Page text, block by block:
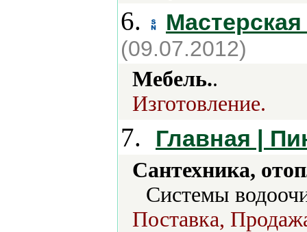
6.
(09.07.2012)
Мебель..
Изготовление.
7. Главная |
Сантехника,
Системы
Поставка,